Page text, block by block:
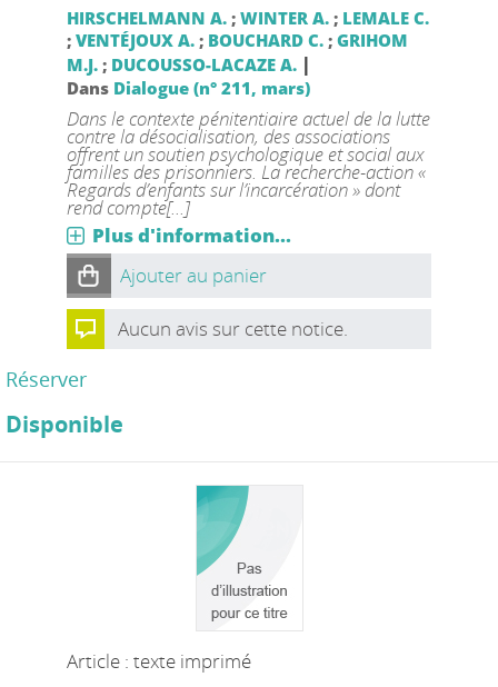
HIRSCHELMANN A.; WINTER A.; LEMALE C.
; VENTÉJOUX A.; BOUCHARD C.; GRIHOM
M.J.; DUCOUSSO-LACAZE A. |
Dans Dialogue (n° 211, mars)
Dans le contexte pénitentiaire actuel de la lutte
contre la désocialisation, des associations
offrent un soutien psychologique et social aux
familles des prisonniers. La recherche-action «
Regards d’enfants sur l’incarcération » dont
rend compte[...]
Plus d'information...
Ajouter au panier
Aucun avis sur cette notice.
Réserver
Disponible
Article : texte imprimé